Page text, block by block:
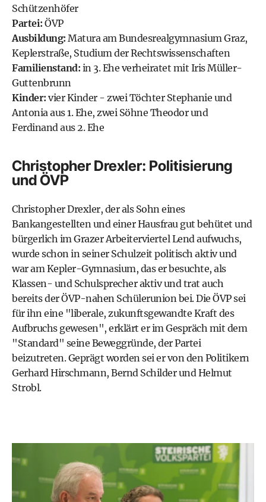
Schützenhöfer
Partei: ÖVP
Ausbildung: Matura am BundesrealgymnasiumGraz,
Keplerstraße, Studium der Rechtswissenschaften
Familienstand: in 3. Ehe verheiratet mit Iris Müller-
Guttenbrunn
Kinder: vier Kinder - zwei Töchter Stephanie und
Antonia aus 1. Ehe, zwei Söhne Theodor und
Ferdinand aus 2. Ehe
Christopher Drexler: Politisierung
und ÖVP
Christopher Drexler, der als Sohn eines
Bankangestellten und einer Hausfrau gut behütet und
bürgerlich im Grazer Arbeiterviertel Lend aufwuchs,
wurde schon in seiner Schulzeit politisch aktiv und
war am Kepler-Gymnasium, das er besuchte, als
Klassen- und Schulsprecher aktiv und trat auch
bereits der ÖVP-nahen Schülerunionbei. Die ÖVP sei
für ihn eine "liberale, zukunftsgewandte Kraft des
Aufbruchs gewesen", erklärt er imGespräch mit dem
"Standard" seine Beweggründe, derPartei
beizutreten. Geprägt worden sei er von den Politikern
Gerhard Hirschmann, Bernd Schilder und Helmut
Strobl.